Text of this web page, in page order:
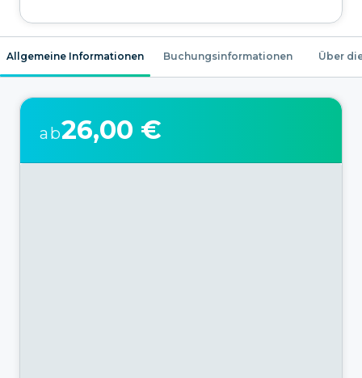
Allgemeine Informationen Buchungsinformationen Über
ab26,00 €